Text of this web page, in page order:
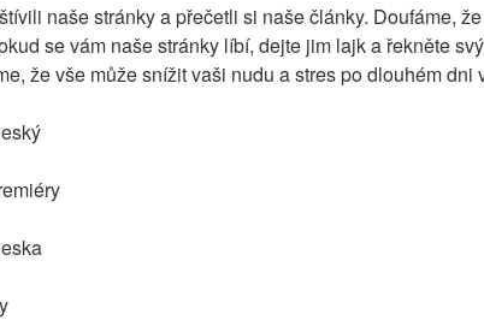
naše stránky a přečetli si naše články. Doufáme,
se vám naše stránky líbí, dejte jim lajk a řekněte
že vše může snížit vaši nudu a stres po dlouhém dni